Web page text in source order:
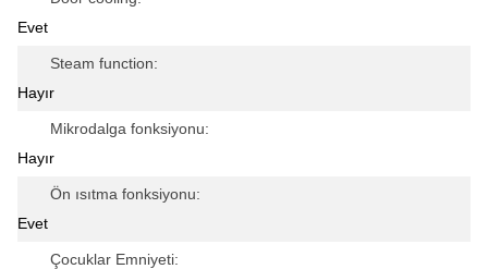
Evet
Steam function:
Hayır
Mikrodalga fonksiyonu:
Hayır
Ön ısıtma fonksiyonu:
Evet
Çocuklar Emniyeti: